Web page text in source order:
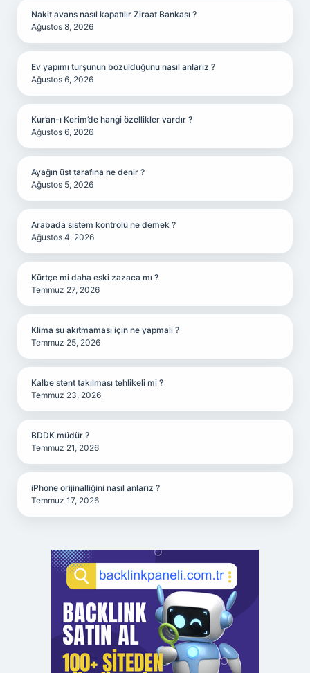
Nakit avans nasıl kapatılır Ziraat Bankası ?
Ağustos 8, 2026
Ev yapımı turşunun bozulduğunu nasıl anlarız ?
Ağustos 6, 2026
Kur’an-ı Kerim’de hangi özellikler vardır ?
Ağustos 6, 2026
Ayağın üst tarafına ne denir ?
Ağustos 5, 2026
Arabada sistem kontrolü ne demek ?
Ağustos 4, 2026
Kürtçe mi daha eski zazaca mı ?
Temmuz 27, 2026
Klima su akıtmaması için ne yapmalı ?
Temmuz 25, 2026
Kalbe stent takılması tehlikeli mi ?
Temmuz 23, 2026
BDDK müdür ?
Temmuz 21, 2026
iPhone orijinalliğini nasıl anlarız ?
Temmuz 17, 2026